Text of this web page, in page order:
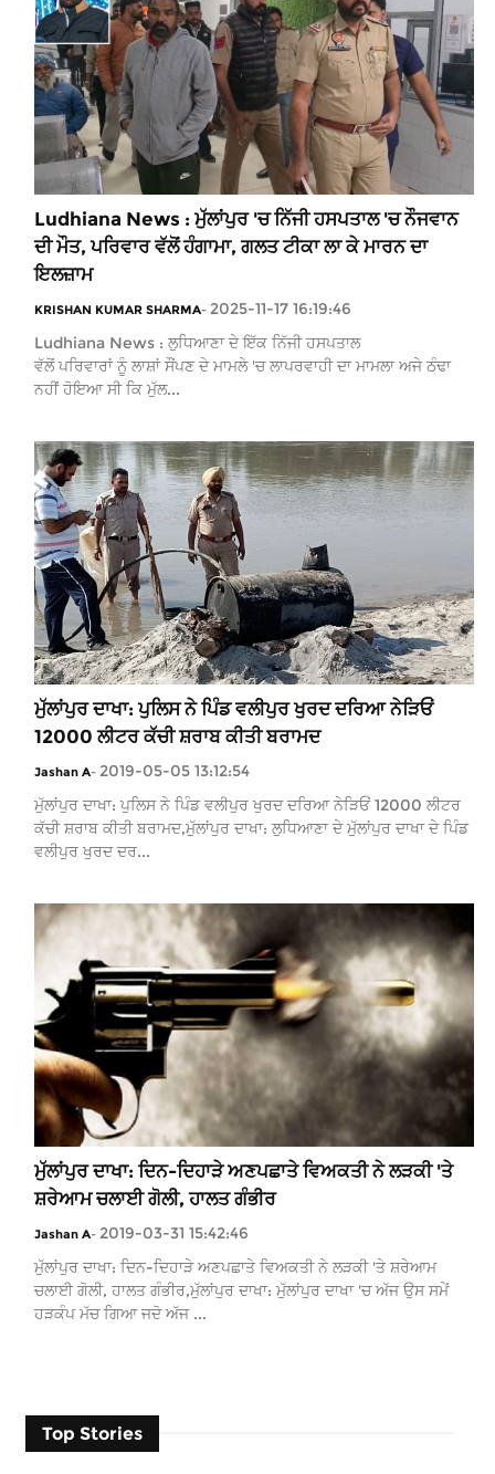
Ludhiana News : ਮੁੱਲਾਂਪੁਰ 'ਚ ਨਿੱਜੀ ਹਸਪਤਾਲ 'ਚ ਨੌਜਵਾਨ
ਦੀ ਮੌਤ, ਪਰਿਵਾਰ ਵੱਲੋਂ ਹੰਗਾਮਾ, ਗਲਤ ਟੀਕਾ ਲਾ ਕੇ ਮਾਰਨ ਦਾ
ਇਲਜ਼ਾਮ
KRISHAN KUMAR SHARMA- 2025-11-17 16:19:46
Ludhiana News : ਲੁਧਿਆਣਾ ਦੇ ਇੱਕ ਨਿੱਜੀ ਹਸਪਤਾਲ
ਵੱਲੋਂ ਪਰਿਵਾਰਾਂ ਨੂੰ ਲਾਸ਼ਾਂ ਸੌਂਪਣ ਦੇ ਮਾਮਲੇ 'ਚ ਲਾਪਰਵਾਹੀ ਦਾ ਮਾਮਲਾ ਅਜੇ ਠੰਢਾ
ਨਹੀਂ ਹੋਇਆ ਸੀ ਕਿ ਮੁੱਲ...
ਮੁੱਲਾਂਪੁਰ ਦਾਖਾ: ਪੁਲਿਸ ਨੇ ਪਿੰਡ ਵਲੀਪੁਰ ਖੁਰਦ ਦਰਿਆ ਨੇੜਿਓਂ
12000 ਲੀਟਰ ਕੱਚੀ ਸ਼ਰਾਬ ਕੀਤੀ ਬਰਾਮਦ
Jashan A- 2019-05-05 13:12:54
ਮੁੱਲਾਂਪੁਰ ਦਾਖਾ: ਪੁਲਿਸ ਨੇ ਪਿੰਡ ਵਲੀਪੁਰ ਖੁਰਦ ਦਰਿਆ ਨੇੜਿਓਂ 12000 ਲੀਟਰ
ਕੱਚੀ ਸ਼ਰਾਬ ਕੀਤੀ ਬਰਾਮਦ,ਮੁੱਲਾਂਪੁਰ ਦਾਖਾ: ਲੁਧਿਆਣਾ ਦੇ ਮੁੱਲਾਂਪੁਰ ਦਾਖਾ ਦੇ ਪਿੰਡ
ਵਲੀਪੁਰ ਖੁਰਦ ਦਰ...
ਮੁੱਲਾਂਪੁਰ ਦਾਖਾ: ਦਿਨ-ਦਿਹਾੜੇ ਅਣਪਛਾਤੇ ਵਿਅਕਤੀ ਨੇ ਲੜਕੀ 'ਤੇ
ਸ਼ਰੇਆਮ ਚਲਾਈ ਗੋਲੀ, ਹਾਲਤ ਗੰਭੀਰ
Jashan A- 2019-03-31 15:42:46
ਮੁੱਲਾਂਪੁਰ ਦਾਖਾ: ਦਿਨ-ਦਿਹਾੜੇ ਅਣਪਛਾਤੇ ਵਿਅਕਤੀ ਨੇ ਲੜਕੀ 'ਤੇ ਸ਼ਰੇਆਮ
ਚਲਾਈ ਗੋਲੀ, ਹਾਲਤ ਗੰਭੀਰ,ਮੁੱਲਾਂਪੁਰ ਦਾਖਾ: ਮੁੱਲਾਂਪੁਰ ਦਾਖਾ 'ਚ ਅੱਜ ਉਸ ਸਮੇਂ
ਹੜਕੰਪ ਮੱਚ ਗਿਆ ਜਦੋ ਅੱਜ ...
Top Stories